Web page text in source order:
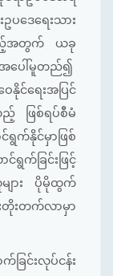
ဒေရေးသား
သည့်အတွက် ယခု
ပေါ်မူတည်၍
င်ရေးအပြင်
ည့် ဖြစ်ရပ်စီမံ
ရွက်နိုင်မှာဖြစ်
က်ခြင်းဖြင့်
များ ပိုမိုထွက်
တိုးတက်လာမှာ
ြင်းလုပ်ငန်း